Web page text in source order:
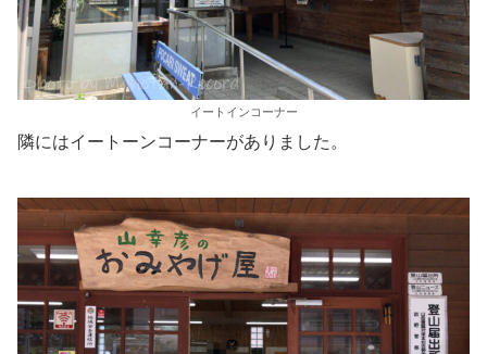
イートインコーナー
隣にはイートーンコーナーがありました。